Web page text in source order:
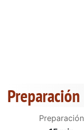
Preparación
Preparación